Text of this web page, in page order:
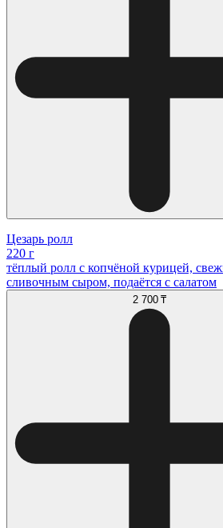
Цезарь ролл
220 г
тёплый ролл с копчёной курицей,
сливочным сыром, подаётся с салатом
2 700 ₸